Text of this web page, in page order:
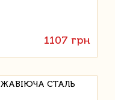
1107 грн
СТАЛЬ